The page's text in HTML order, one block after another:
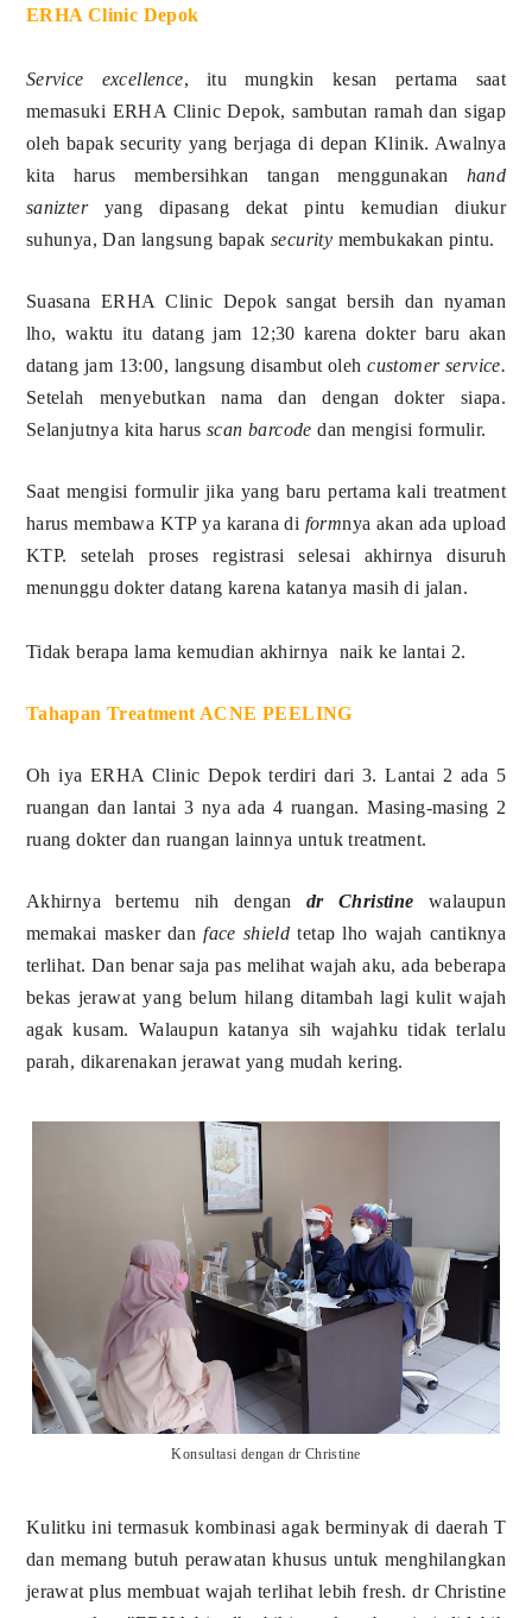
ERHA Clinic Depok
Service excellence, itu mungkin kesan pertama saat
memasuki ERHA Clinic Depok, sambutan ramah dan sigap
oleh bapak security yang berjaga di depan Klinik. Awalnya
kita harus membersihkan tangan menggunakan hand
sanizteryang dipasang dekat pintu kemudian diukur
suhunya, Dan langsung bapaksecurity membukakan pintu.
Suasana ERHA Clinic Depok sangat bersih dan nyaman
lho, waktu itu datang jam 12;30 karena dokter baru akan
datang jam 13:00, langsung disambut olehcustomer service.
Setelah menyebutkan nama dan dengan dokter siapa.
Selanjutnya kita harusscan barcode dan mengisi formulir.
Saat mengisi formulir jika yang baru pertama kali treatment
harus membawa KTP ya karana di formnya akan ada upload
KTP. setelah proses registrasi selesai akhirnya disuruh
menunggu dokter datang karena katanya masih di jalan.
Tidak berapa lama kemudian akhirnya naik ke lantai 2.
Tahapan Treatment ACNE PEELING
Oh iya ERHA Clinic Depok terdiri dari 3. Lantai 2 ada 5
ruangan dan lantai 3 nya ada 4 ruangan. Masing-masing 2
ruang dokter dan ruangan lainnya untuk treatment.
Akhirnya bertemu nih dengan dr Christine walaupun
memakai masker danface shield tetap lho wajah cantiknya
terlihat. Dan benar saja pas melihat wajah aku, ada beberapa
bekas jerawat yang belum hilang ditambah lagi kulit wajah
agak kusam. Walaupun katanya sih wajahku tidak terlalu
parah, dikarenakan jerawat yang mudah kering.
Konsultasi dengan dr Christine
Kulitku ini termasuk kombinasi agak berminyak di daerah T
dan memang butuh perawatan khusus untuk menghilangkan
jerawat plus membuat wajah terlihat lebih fresh. dr Christine